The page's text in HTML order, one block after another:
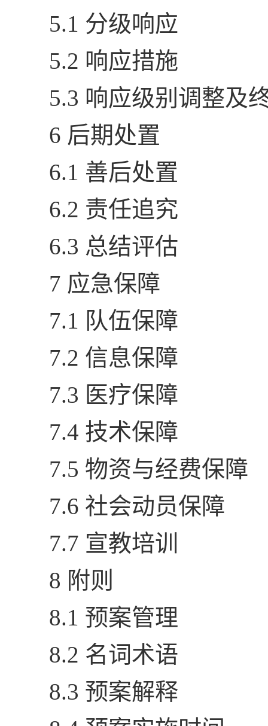
5.1 分级响应
5.2 响应措施
5.3 响应级别调整及
6 后期处置
6.1 善后处置
6.2 责任追究
6.3 总结评估
7 应急保障
7.1 队伍保障
7.2 信息保障
7.3 医疗保障
7.4 技术保障
7.5 物资与经费保障
7.6 社会动员保障
7.7 宣教培训
8 附则
8.1 预案管理
8.2 名词术语
8.3 预案解释